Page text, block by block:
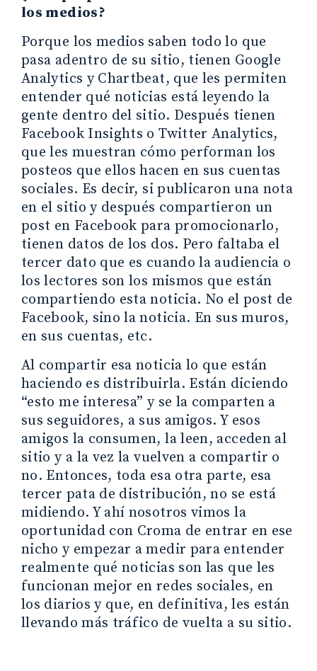
los medios?
Porque los medios saben todo lo que
pasa adentro de su sitio, tienen Google
Analytics y Chartbeat, que les permiten
entender qué noticias está leyendo la
gente dentro del sitio. Después tienen
Facebook Insights o Twitter Analytics,
que les muestran cómo performan los
posteos que ellos hacen en sus cuentas
sociales. Es decir, si publicaron una nota
en el sitio y después compartieron un
post en Facebook para promocionarlo,
tienen datos de los dos. Pero faltaba el
tercer dato que es cuando la audiencia o
los lectores son los mismos que están
compartiendo esta noticia. No el post de
Facebook, sino la noticia. En sus muros,
en sus cuentas, etc.
Al compartir esa noticia lo que están
haciendo es distribuirla. Están diciendo
“esto me interesa” y se la comparten a
sus seguidores, a sus amigos. Y esos
amigos la consumen, la leen, acceden al
sitio y a la vez la vuelven a compartir o
no. Entonces, toda esa otra parte, esa
tercer pata de distribución, no se está
midiendo. Y ahí nosotros vimos la
oportunidad con Croma de entrar en ese
nicho y empezar a medir para entender
realmente qué noticias son las que les
funcionan mejor en redes sociales, en
los diarios y que, en definitiva, les están
llevando más tráfico de vuelta a su sitio.